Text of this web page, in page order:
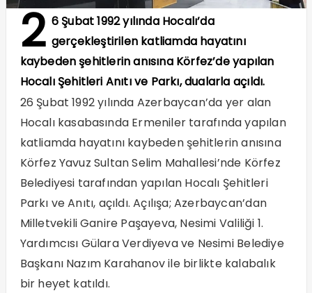
2 6 Şubat 1992 yılında Hocalı’da
gerçekleştirilen katliamda hayatını
kaybeden şehitlerin anısına Körfez’de yapılan
Hocalı Şehitleri Anıtı ve Parkı, dualarla açıldı.
26 Şubat 1992 yılında Azerbaycan’da yer alan
Hocalı kasabasında Ermeniler tarafında yapılan
katliamda hayatını kaybeden şehitlerin anısına
Körfez Yavuz Sultan Selim Mahallesi’nde Körfez
Belediyesi tarafından yapılan Hocalı Şehitleri
Parkı ve Anıtı, açıldı. Açılışa; Azerbaycan’dan
Milletvekili Ganire Paşayeva, Nesimi Valiliği 1.
Yardımcısı Gülara Verdiyeva ve Nesimi Belediye
Başkanı Nazım Karahanov ile birlikte kalabalık
bir heyet katıldı.